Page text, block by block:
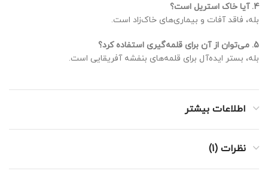
4. آیا خاک استریل است؟
بله، فاقد آفات و بیماری‌های خاک‌زاد است.
5. می‌توان از آن برای قلمه‌گیری استفاده کرد؟
بله، بستر ایده‌آل برای قلمه‌های بنفشه آفریقایی است.
اطلاعات بیشتر
نظرات (1)